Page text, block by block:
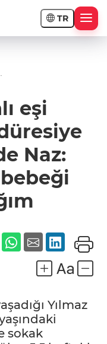
TR
eşi
Naz:
Yılmaz
sokak